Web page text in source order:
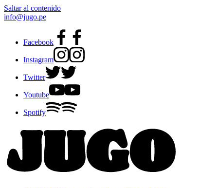
Saltar al contenido
info@jugo.pe
Facebook
Instagram
Twitter
Youtube
Spotify